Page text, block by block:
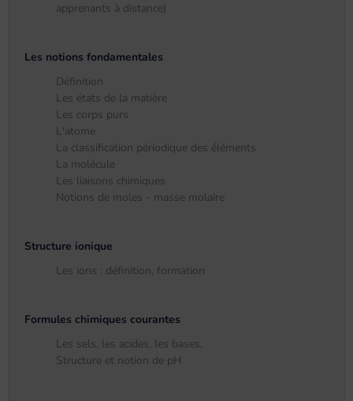
apprenants à distance)
Les notions fondamentales
Définition
Les états de la matière
Les corps purs
L'atome
La classification périodique des éléments
La molécule
Les liaisons chimiques
Notions de moles - masse molaire
Structure ionique
Les ions : définition, formation
Formules chimiques courantes
Les sels, les acides, les bases,
Structure et notion de pH